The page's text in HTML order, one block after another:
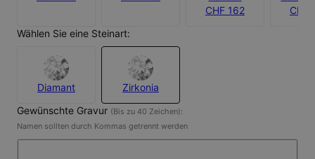
CHF 162
CHF
Wählen Sie eine Steinart:
Diamant
Zirkonia
Gewünschte Gravur (Bis zu 40 Zeichen):
Namen sollten durch Kommas getrennt werden